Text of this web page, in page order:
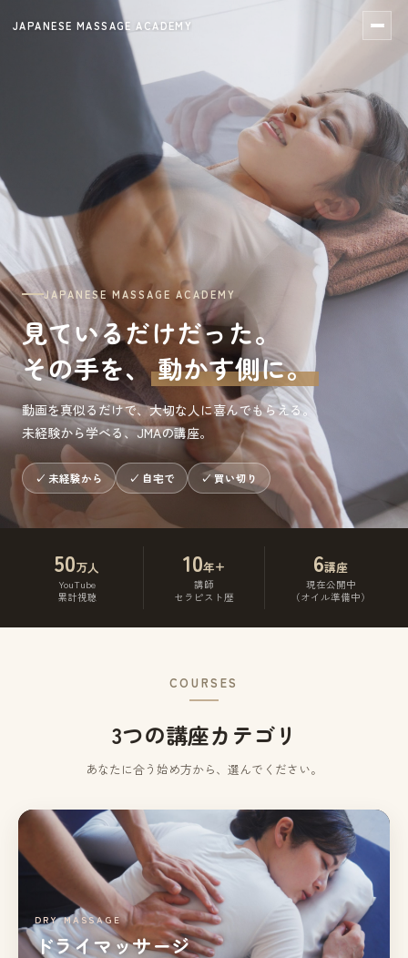
JAPANESE MASSAGE ACADEMY
JAPANESE MASSAGE ACADEMY
見ているだけだった。
その手を、動かす側に。
動画を真似るだけで、大切な人に喜んでもらえる。
未経験から学べる、JMAの講座。
✓ 未経験から ✓ 自宅で ✓ 買い切り
50万人
YouTube
累計視聴
10年+
講師
セラピスト歴
6講座
現在公開中
（オイル準備中）
COURSES
3つの講座カテゴリ
あなたに合う始め方から、選んでください。
DRY MASSAGE
ドライマッサージ